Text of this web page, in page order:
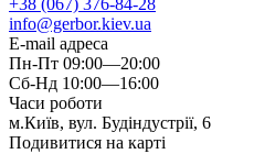
+38 (067) 376-84-28
info@gerbor.kiev.ua
E-mail адреса
Пн-Пт 09:00—20:00
Сб-Нд 10:00—16:00
Часи роботи
м.Київ, вул. Будіндустрії, 6
Подивитися на карті